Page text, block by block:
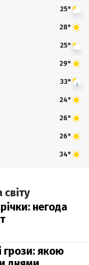
25°
28°
25°
29°
33°
24°
26°
26°
34°
негода
грози: якою